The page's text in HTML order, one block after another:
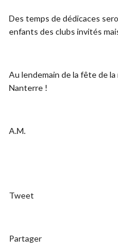
Des temps de dédicaces
enfants des clubs invités
Au lendemain de la fête de
Nanterre !
A.M.
Tweet
Partager